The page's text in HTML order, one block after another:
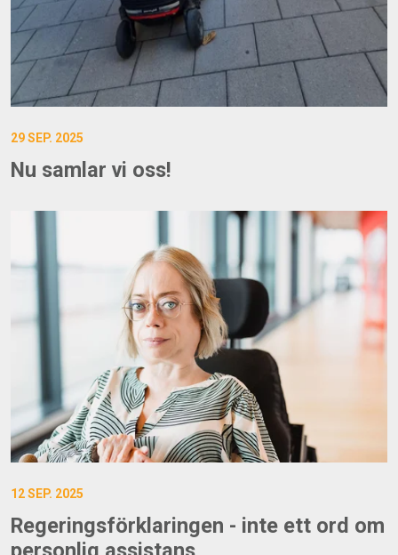
29 SEP. 2025
Nu samlar vi oss!
12 SEP. 2025
Regeringsförklaringen - inte ett ord om